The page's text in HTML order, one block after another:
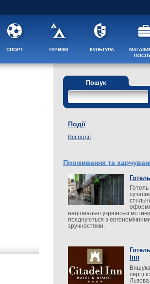
СПОРТ ТУРИЗМ КУЛЬТУРА
Пошук
Події
Всі події
Проживання та
Готель
національні українські мотиви
поєднуються з ергономічними
зручностями.
Інн
серці
Львова.